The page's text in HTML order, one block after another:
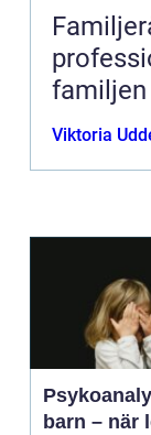
familjen
Viktoria
barn – när